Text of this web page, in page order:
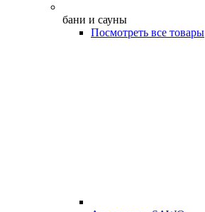
бани и сауны
Посмотреть все товары